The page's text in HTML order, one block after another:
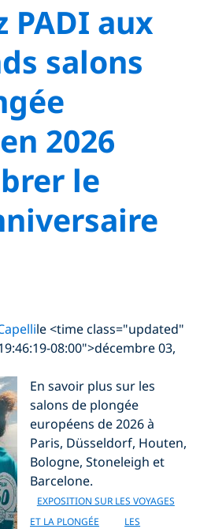
PADI aux
salons
2026
le
le <time class="updated"
08:00">décembre 03,
En savoir plus sur les
salons de plongée
européens de 2026 à
Paris, Düsseldorf, Houten,
Bologne, Stoneleigh et
Barcelone.
EXPOSITION SUR LES VOYAGES
ET LA PLONGÉE
LES